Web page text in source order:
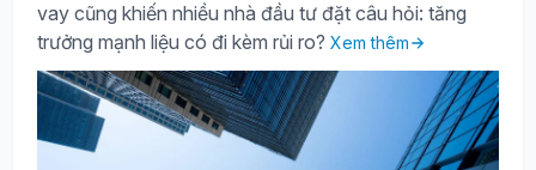
vay cũng khiến nhiều nhà đầu tư đặt câu hỏi: tăng
trưởng mạnh liệu có đi kèm rủi ro? Xem thêm